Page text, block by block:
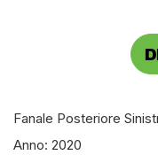
Fanale Posteriore
Anno: 2020